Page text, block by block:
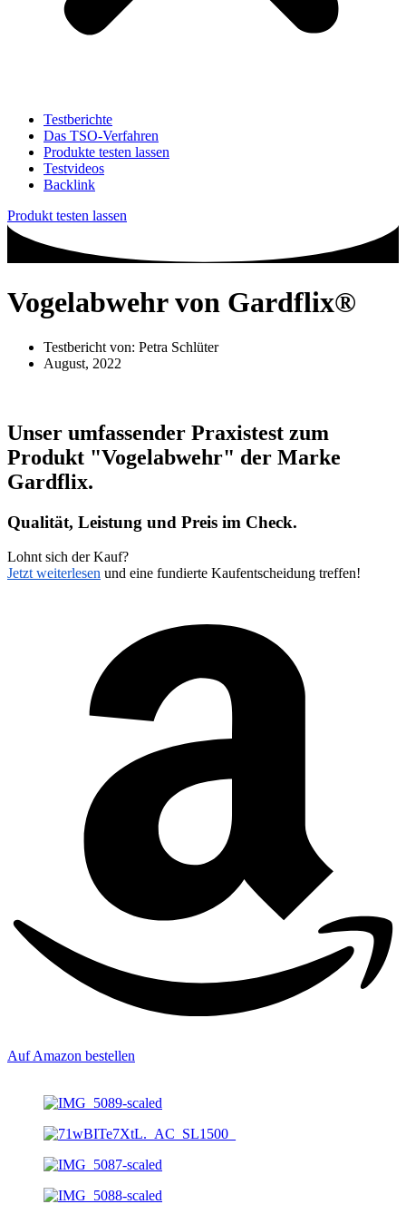
Testberichte
Das TSO-Verfahren
Produkte testen lassen
Testvideos
Backlink
Produkt testen lassen
Vogelabwehr von Gardflix®
Testbericht von: Petra Schlüter
August, 2022
Unser umfassender Praxistest zum
Produkt "Vogelabwehr" der Marke
Gardflix.
Qualität, Leistung und Preis im Check.
Lohnt sich der Kauf?
Jetzt weiterlesen und eine fundierte Kaufentscheidung treffen!
Auf Amazon bestellen